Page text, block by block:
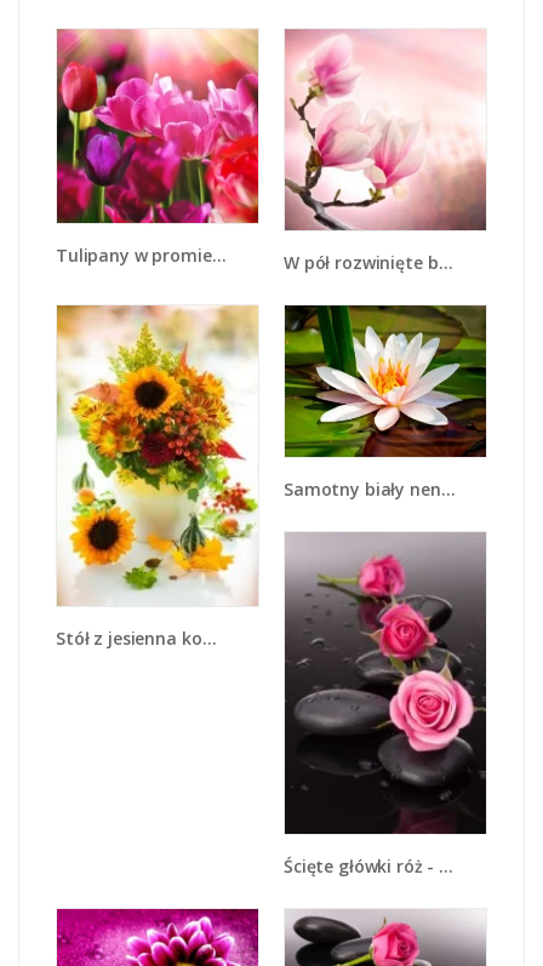
Tulipany w promieniach słońca - K080 W pół rozwinięte biało-różowe magnolie - K033
Stół z jesienna kompozycją - K841
Samotny biały nenufar - K057
Ścięte główki róż - K827